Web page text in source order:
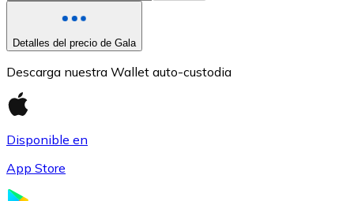
Detalles del precio de Gala
Descarga nuestra Wallet auto-custodia
Disponible en
App Store